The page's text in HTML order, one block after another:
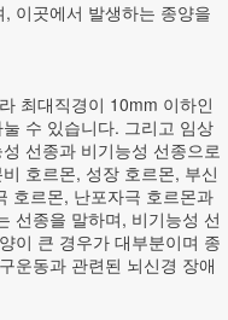
이곳에서 발생하는 종양을
최대직경이 10mm 이하인
수 있습니다. 그리고 임상
선종과 비기능성 선종으로
호르몬, 성장 호르몬, 부신
호르몬, 난포자극 호르몬과
선종을 말하며, 비기능성 선
이 큰 경우가 대부분이며 종
운동과 관련된 뇌신경 장애